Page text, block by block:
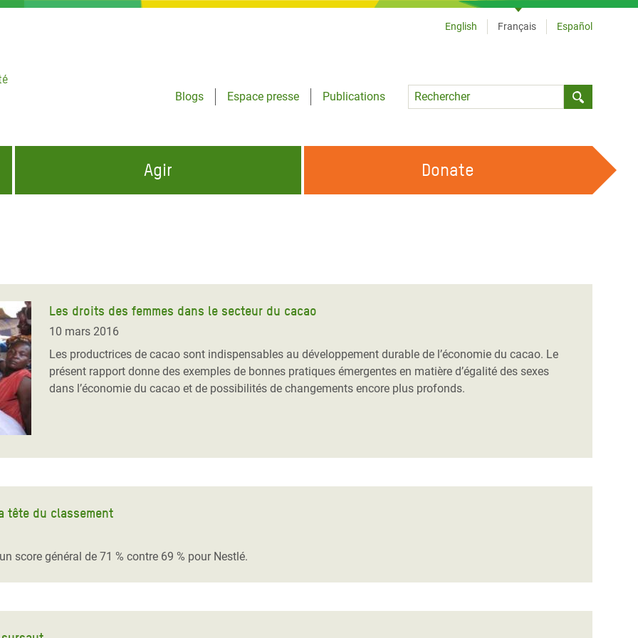
Blogs
Espace presse
Publications
Language
English Français Español
Gaza
et
en Afrique de
Yémen
Réfugiés Rohingyas
Agir Donate
Les droits des femmes dans le secteur du cacao
10 mars 2016
Les productrices de cacao sont indispensables au développement durable de l’économie du cacao. Le
présent rapport donne des exemples de bonnes pratiques émergentes en matière d’égalité des sexes
dans l’économie du cacao et de possibilités de changements encore plus profonds.
tête du classement
score général de 71 % contre 69 % pour Nestlé.